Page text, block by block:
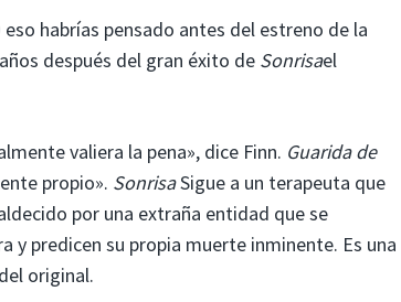
habrías pensado antes del estreno de la
después del gran éxito de Sonrisael
valiera la pena», dice Finn. Guarida de
propio». SonrisaSigue a un terapeuta que
por una extraña entidad que se
predicen su propia muerte inminente. Es una
original.